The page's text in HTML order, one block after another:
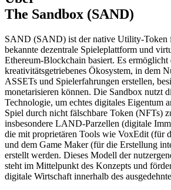
The Sandbox (SAND)
SAND (SAND) ist der native Utility-Token
bekannte dezentrale Spieleplattform und
Ethereum-Blockchain basiert. Es ermöglicht
kreativitätsgetriebenes Ökosystem, in dem
ASSETs und Spielerfahrungen erstellen,
monetarisieren können. Die Sandbox nutzt
Technologie, um echtes digitales Eigentum
Spiel durch nicht fälschbare Token (NFTs)
insbesondere LAND-Parzellen (digitale
die mit proprietären Tools wie VoxEdit (für
und dem Game Maker (für die Erstellung
erstellt werden. Dieses Modell der
steht im Mittelpunkt des Konzepts und
digitale Wirtschaft innerhalb des